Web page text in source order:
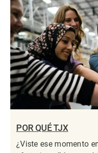
POR QUÉ TJX
¿Viste ese momento